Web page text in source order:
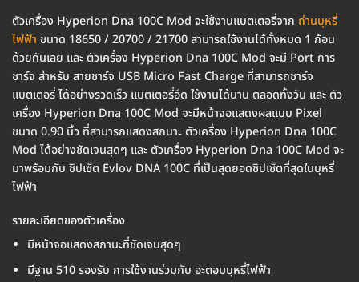
ตัวเครื่อง Hyperion Dna 100C Mod จะใช้งานแบตเตอรี่จาก ถ่านบุหรี่
ไฟฟ้า ขนาด 18650 / 20700 / 21700 สามารถใช้งานได้ทั้งหมด 1 ก้อน
ด้วยกันเลย และ ตัวเครื่อง Hyperion Dna 100C Mod จะมี Port การ
ชาร์จ สำหรับ สายชาร์จ USB Micro Fast Charge ที่สามารถชาร์จ
แบตเตอรี่ ได้อย่างรวดเร็ว แบตเตอรี่อึด ใช้งานได้นาน ตลอดทั้งวัน และ ตัว
เครื่อง Hyperion Dna 100C Mod จะมีหน้าจอแสดงผลแบบ Pixel
ขนาด 0.90 นิ้ว ที่สามารถแสดงสถนาะ ตัวเครื่อง Hyperion Dna 100C
Mod ได้อย่างชัดเจนสุดๆ และ ตัวเครื่อง Hyperion Dna 100C Mod จะ
มาพร้อมกับ ชิปเซ็ต Evlov DNA 100C ที่เป็นสุดยอดชิปเซ็ตที่สุดในบุหรี่
ไฟฟ้า
รายละเอียดของตัวเครื่อง
มีหน้าจอแสดงสถานะที่ชัดเจนสุดๆ
มีฐาน 510 รองรับ การใช้งานร่วมกับ อะตอมบุหรี่ไฟฟ้า